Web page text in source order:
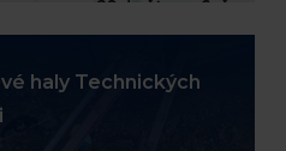
haly Technických